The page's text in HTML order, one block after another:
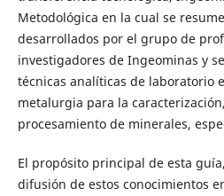
Metodológica en la cual se
desarrollados por el grupo de
investigadores de Ingeominas y
técnicas analíticas de laboratorio
metalurgia para la
procesamiento de minerales,
El propósito principal de esta
difusión de estos conocimientos